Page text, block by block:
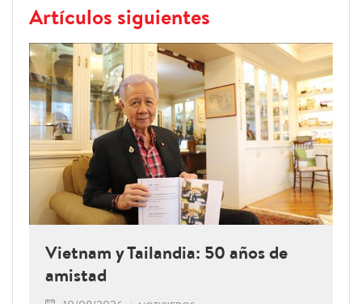
Artículos siguientes
Vietnam y Tailandia: 50 años de
amistad